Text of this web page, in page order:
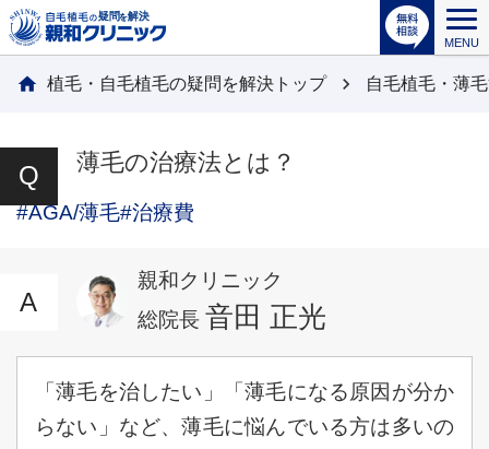
MENU
植毛・自毛植毛の疑問を解決トップ 自毛植毛・薄
薄毛の治療法とは？
#AGA/薄毛#治療費
親和クリニック
総院長 音田 正光
「薄毛を治したい」「薄毛になる原因が分か
らない」など、薄毛に悩んでいる方は多いの